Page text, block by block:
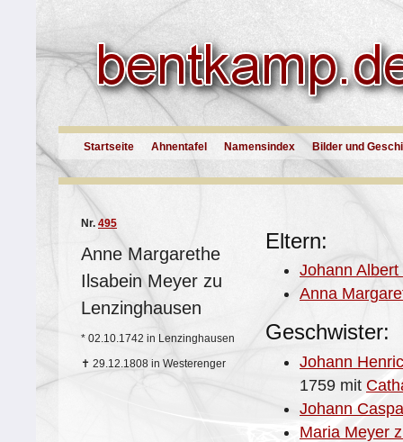
Startseite Ahnentafel Namensindex Bilder und
Nr. 495
Anne Margarethe
Ilsabein Meyer zu
Lenzinghausen
* 02.10.1742 in Lenzinghausen
✝ 29.12.1808 in Westerenger
Eltern:
Johann
Anna
Geschwister:
Johann
1759 mit
Johann
Maria Meyer